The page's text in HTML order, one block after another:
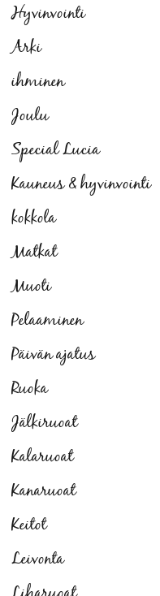
Hyvinvointi
Arki
ihminen
Joulu
Special Lucia
Kauneus & hyvinvointi
kokkola
Matkat
Muoti
Pelaaminen
Päivän ajatus
Ruoka
Jälkiruoat
Kalaruoat
Kanaruoat
Keitot
Leivonta